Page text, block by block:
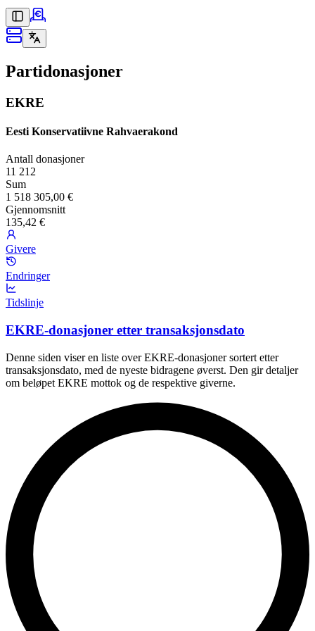
Partidonasjoner
EKRE
Eesti Konservatiivne Rahvaerakond
Antall donasjoner
11 212
Sum
1 518 305,00 €
Gjennomsnitt
135,42 €
Givere
Endringer
Tidslinje
EKRE-donasjoner etter transaksjonsdato
Denne siden viser en liste over EKRE-donasjoner sortert etter
transaksjonsdato, med de nyeste bidragene øverst. Den gir detaljer
om beløpet EKRE mottok og de respektive giverne.